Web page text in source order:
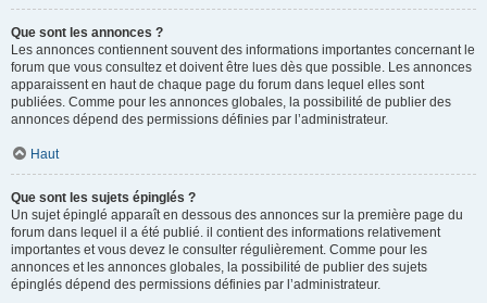
Que sont les annonces ?
Les annonces contiennent souvent des informations importantes concernant le
forum que vous consultez et doivent être lues dès que possible. Les annonces
apparaissent en haut de chaque page du forum dans lequel elles sont
publiées. Comme pour les annonces globales, la possibilité de publier des
annonces dépend des permissions définies par l’administrateur.
Haut
Que sont les sujets épinglés ?
Un sujet épinglé apparaît en dessous des annonces sur la première page du
forum dans lequel il a été publié. il contient des informations relativement
importantes et vous devez le consulter régulièrement. Comme pour les
annonces et les annonces globales, la possibilité de publier des sujets
épinglés dépend des permissions définies par l’administrateur.